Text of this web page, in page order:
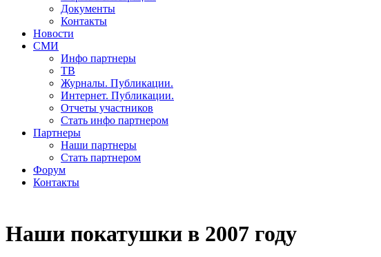
Документы
Контакты
Новости
СМИ
Инфо партнеры
ТВ
Журналы. Публикации.
Интернет. Публикации.
Отчеты участников
Стать инфо партнером
Партнеры
Наши партнеры
Стать партнером
Форум
Контакты
Наши покатушки в 2007 году